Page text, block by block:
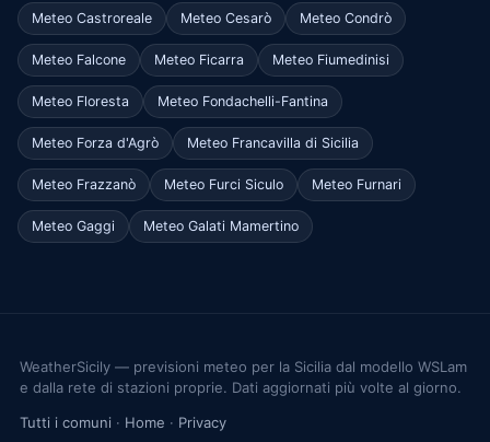
Meteo Castroreale Meteo Cesarò Meteo Condrò
Meteo Falcone Meteo Ficarra Meteo Fiumedinisi
Meteo Floresta Meteo Fondachelli-Fantina
Meteo Forza d'Agrò Meteo Francavilla di Sicilia
Meteo Frazzanò Meteo Furci Siculo Meteo Furnari
Meteo Gaggi Meteo Galati Mamertino
WeatherSicily — previsioni meteo per la Sicilia dal modello WSLam
e dalla rete di stazioni proprie. Dati aggiornati più volte al giorno.
Tutti i comuni · Home · Privacy